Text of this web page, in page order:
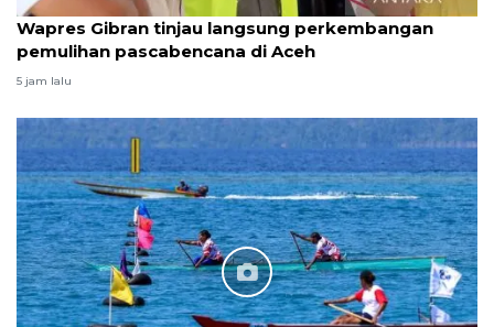
Wapres Gibran tinjau langsung perkembangan
pemulihan pascabencana di Aceh
5 jam lalu